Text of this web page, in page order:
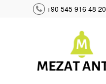
+90 545 916 48 20